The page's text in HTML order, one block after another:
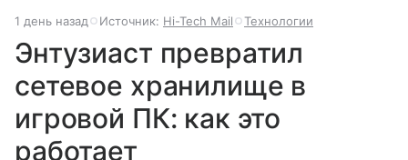
1 день назад Источник: Hi-Tech Mail Технологии
Энтузиаст превратил
сетевое хранилище в
игровой ПК: как это
работает